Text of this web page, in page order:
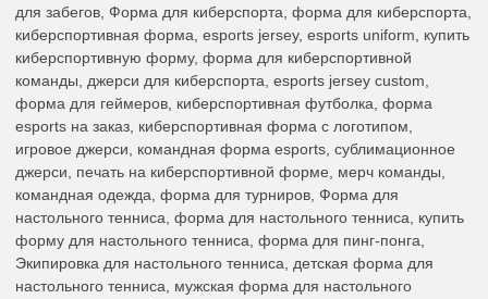
для забегов, Форма для киберспорта, форма для киберспорта,
киберспортивная форма, esports jersey, esports uniform, купить
киберспортивную форму, форма для киберспортивной
команды, джерси для киберспорта, esports jersey custom,
форма для геймеров, киберспортивная футболка, форма
esports на заказ, киберспортивная форма с логотипом,
игровое джерси, командная форма esports, сублимационное
джерси, печать на киберспортивной форме, мерч команды,
командная одежда, форма для турниров, Форма для
настольного тенниса, форма для настольного тенниса, купить
форму для настольного тенниса, форма для пинг-понга,
Экипировка для настольного тенниса, детская форма для
настольного тенниса, мужская форма для настольного